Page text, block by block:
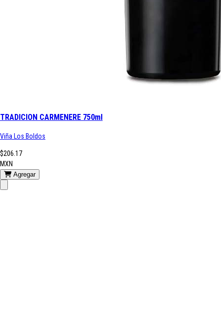
TRADICION CARMENERE 750ml
Viña Los Boldos
$206.17
MXN
Agregar